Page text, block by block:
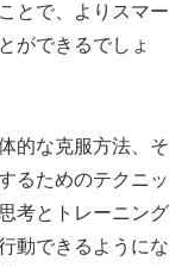
とで、よりスマー
ができるでしょ
的な克服方法、そ
るためのテクニッ
考とトレーニング
動できるようにな